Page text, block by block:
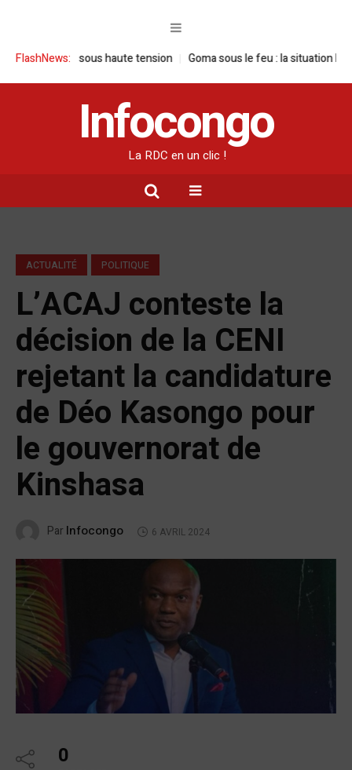
FlashNews:
sous haute tension Goma sous le feu : la situation humanitaire se
Infocongo
La RDC en un clic !
ACTUALITÉ POLITIQUE
L’ACAJ conteste la
décision de la CENI
rejetant la candidature
de Déo Kasongo pour
le gouvernorat de
Kinshasa
Par Infocongo 6 AVRIL 2024
0